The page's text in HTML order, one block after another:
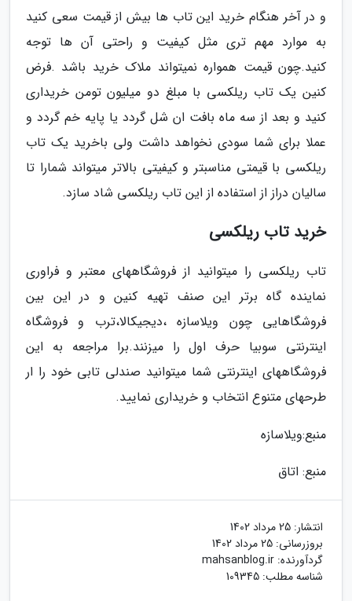
و در آخر هنگام خرید این تاب ها بیش از قیمت سعی کنید
به موارد مهم تری مثل کیفیت و راحتی آن ها توجه
کنید.چون قیمت همواره نمیتواند ملاک خرید باشد .فرض
کنین یک تاب ریلکسی با مبلغ دو میلیون تومن خریداری
کنید و بعد از سه ماه بافت ان شل گردد یا پایه خم گردد و
عملا برای شما سودی نخواهد داشت ولی باخرید یک تاب
ریلکسی با قیمتی مناسبتر و کیفیتی بالاتر میتواند شمارا تا
سالیان دراز از استفاده از این تاب ریلکسی شاد سازد.
خرید تاب ریلکسی
تاب ریلکسی را میتوانید از فروشگاههای معتبر و فراوری
نماینده گاه برتر این صنف تهیه کنین و در این بین
فروشگاهایی چون ویلاسازه ،دیجیکالا،ترب و فروشگاه
اینترنتی سوبیا حرف اول را میزنند.برا مراجعه به این
فروشگاههای اینترنتی شما میتوانید صندلی تابی خود را ار
طرحهای متنوع انتخاب و خریداری نمایید.
منبع:ویلاسازه
منبع: اتاق
انتشار: 25 مرداد 1402
بروزرسانی: 25 مرداد 1402
گردآورنده: mahsanblog.ir
شناسه مطلب: 109345